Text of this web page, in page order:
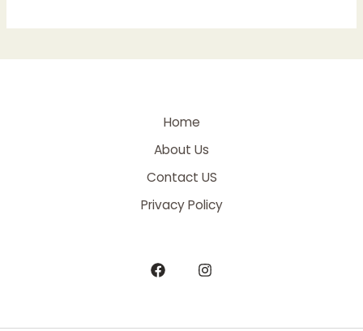
Home
About Us
Contact US
Privacy Policy